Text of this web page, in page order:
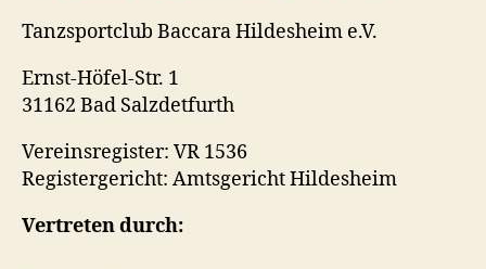
Tanzsportclub Baccara Hildesheim e.V.
Ernst-Höfel-Str. 1
31162 Bad Salzdetfurth
Vereinsregister: VR 1536
Registergericht: Amtsgericht Hildesheim
Vertreten durch: